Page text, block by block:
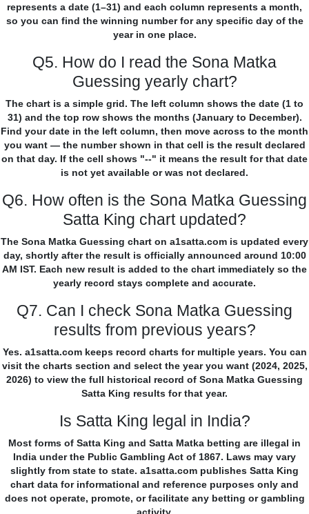
represents a date (1–31) and each column represents a month,
so you can find the winning number for any specific day of the
year in one place.
Q5. How do I read the Sona Matka
Guessing yearly chart?
The chart is a simple grid. The left column shows the date (1 to
31) and the top row shows the months (January to December).
Find your date in the left column, then move across to the month
you want — the number shown in that cell is the result declared
on that day. If the cell shows "--" it means the result for that date
is not yet available or was not declared.
Q6. How often is the Sona Matka Guessing
Satta King chart updated?
The Sona Matka Guessing chart on a1satta.com is updated every
day, shortly after the result is officially announced around 10:00
AM IST. Each new result is added to the chart immediately so the
yearly record stays complete and accurate.
Q7. Can I check Sona Matka Guessing
results from previous years?
Yes. a1satta.com keeps record charts for multiple years. You can
visit the charts section and select the year you want (2024, 2025,
2026) to view the full historical record of Sona Matka Guessing
Satta King results for that year.
Is Satta King legal in India?
Most forms of Satta King and Satta Matka betting are illegal in
India under the Public Gambling Act of 1867. Laws may vary
slightly from state to state. a1satta.com publishes Satta King
chart data for informational and reference purposes only and
does not operate, promote, or facilitate any betting or gambling